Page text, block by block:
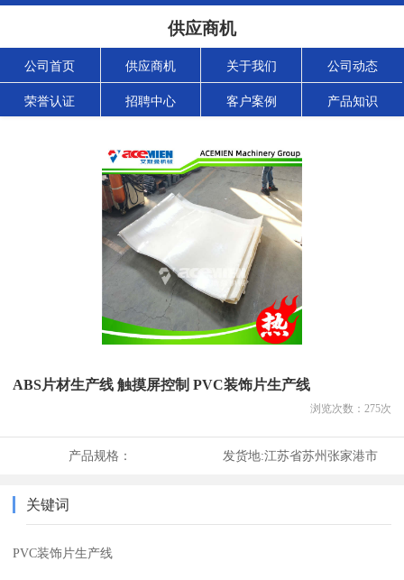
供应商机
公司首页 供应商机 关于我们 公司动态
荣誉认证 招聘中心 客户案例 产品知识
ABS片材生产线 触摸屏控制 PVC装饰片生产线
浏览次数： 275次
产品规格： 发货地:江苏省苏州张家港市
关键词
PVC装饰片生产线